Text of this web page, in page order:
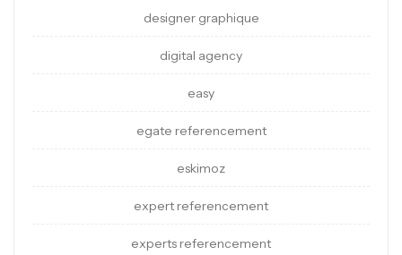
designer graphique
digital agency
easy
egate referencement
eskimoz
expert referencement
experts referencement